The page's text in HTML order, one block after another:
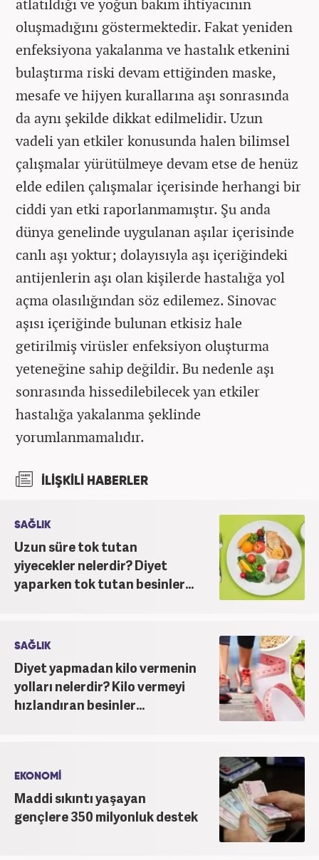
atlatıldığı ve yoğun bakım ihtiyacının
oluşmadığını göstermektedir. Fakat yeniden
enfeksiyona yakalanma ve hastalık etkenini
bulaştırma riski devam ettiğinden maske,
mesafe ve hijyen kurallarına aşı sonrasında
da aynı şekilde dikkat edilmelidir. Uzun
vadeli yan etkiler konusunda halen bilimsel
çalışmalar yürütülmeye devam etse de henüz
elde edilen çalışmalar içerisinde herhangi bir
ciddi yan etki raporlanmamıştır. Şu anda
dünya genelinde uygulanan aşılar içerisinde
canlı aşı yoktur; dolayısıyla aşı içeriğindeki
antijenlerin aşı olan kişilerde hastalığa yol
açma olasılığından söz edilemez. Sinovac
aşısı içeriğinde bulunan etkisiz hale
getirilmiş virüsler enfeksiyon oluşturma
yeteneğine sahip değildir. Bu nedenle aşı
sonrasında hissedilebilecek yan etkiler
hastalığa yakalanma şeklinde
yorumlanmamalıdır.
İLİŞKİLİ HABERLER
SAĞLIK
Uzun süre tok tutan
yiyecekler nelerdir? Diyet
yaparken tok tutan besinler...
SAĞLIK
Diyet yapmadan kilo vermenin
yolları nelerdir? Kilo vermeyi
hızlandıran besinler...
EKONOMİ
Maddi sıkıntı yaşayan
gençlere 350 milyonluk destek